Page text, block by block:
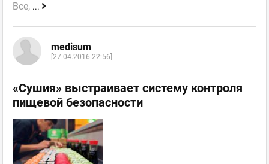
Все, ...
medisum
[27.04.2016 22:56]
«Сушия» выстраивает систему контроля
пищевой безопасности